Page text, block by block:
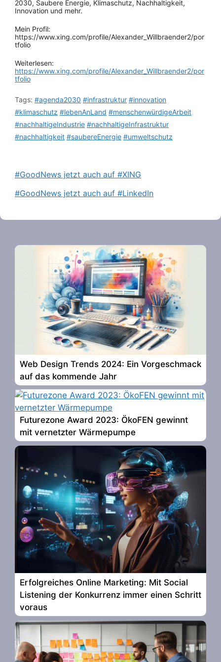
2030, Saubere Energie, Klimaschutz, Nachhaltigkeit,
Innovation und mehr.
Mein Profil:
https://www.xing.com/profile/Alexander_Willbraender2/por
tfolio
Weiterlesen:
https://www.xing.com/profile/Alexander_Willbraender2/por
tfolio
Tags: #agenda2030 #infrastruktur #innovation
#klimaschutz #lebenAnLand #menschenwürdigeArbeit
#nachhaltigeIndustrie #nachhaltigeInfrastruktur
#nachhaltigkeit #saubereEnergie #umweltschutz
#GoodNews jetzt auch auf #XING
#GoodNews jetzt auch auf #LinkedIn
Web Design Trends 2024: Ein Vorgeschmack
auf das kommende Jahr
Futurezone Award 2023: ÖkoFEN gewinnt
mit vernetzter Wärmepumpe
Erfolgreiches Online Marketing: Mit Social
Listening der Konkurrenz immer einen Schritt
voraus